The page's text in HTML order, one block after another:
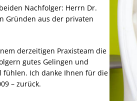
Nachfolger: Herrn Dr.
Gründen aus der privaten
derzeitigen Praxisteam die
gutes Gelingen und
fühlen. Ich danke Ihnen für die
– zurück.